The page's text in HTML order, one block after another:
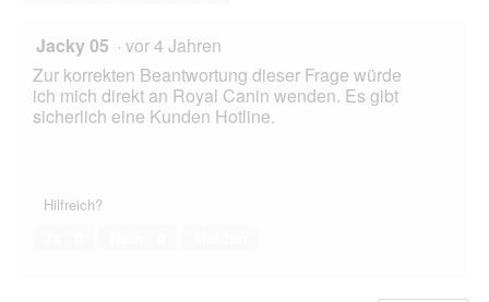
Jacky 05 · vor 4 Jahren
Zur korrekten Beantwortung dieser Frage würde
ich mich direkt an Royal Canin wenden. Es gibt
sicherlich eine Kunden Hotline.
Hilfreich?